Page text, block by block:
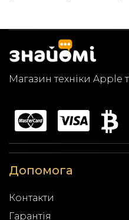
Магазин техніки Apple
Допомога
Контакти
Гарантія